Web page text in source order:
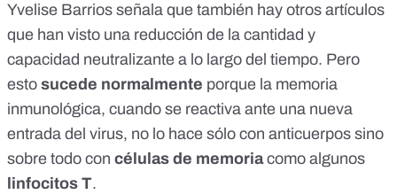
Yvelise Barrios señala que también hay otros artículos
que han visto una reducción de la cantidad y
capacidad neutralizante a lo largo del tiempo. Pero
esto sucede normalmente porque la memoria
inmunológica, cuando se reactiva ante una nueva
entrada del virus, no lo hace sólo con anticuerpos sino
sobre todo con células de memoriacomo algunos
linfocitos T.